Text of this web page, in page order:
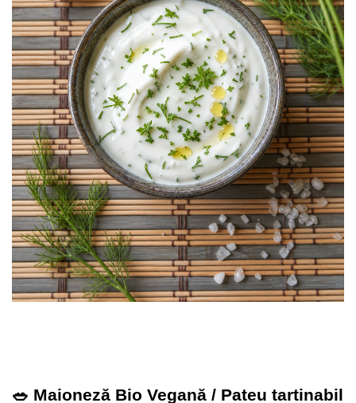
🥗 Maioneză Bio Vegană / Pateu tartinabil